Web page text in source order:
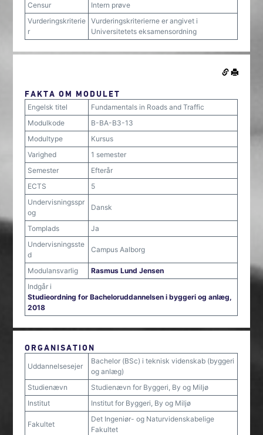
Censur
Intern prøve
Vurderingskriterie
r
Vurderingskriterierne er angivet i
Universitetets eksamensordning
FAKTA OM MODULET
Engelsk titel
Fundamentals in Roads and Traffic
Modulkode
B-BA-B3-13
Modultype
Kursus
Varighed
1 semester
Semester
Efterår
ECTS
5
Undervisningsspr
og
Dansk
Tomplads
Ja
Undervisningsste
d
Campus Aalborg
Modulansvarlig
Rasmus Lund Jensen
Indgår i
Studieordning for Bacheloruddannelsen i byggeri og anlæg,
2018
ORGANISATION
Uddannelsesejer
Bachelor (BSc) i teknisk videnskab (byggeri
og anlæg)
Studienævn
Studienævn for Byggeri, By og Miljø
Institut
Institut for Byggeri, By og Miljø
Fakultet
Det Ingeniør- og Naturvidenskabelige
Fakultet